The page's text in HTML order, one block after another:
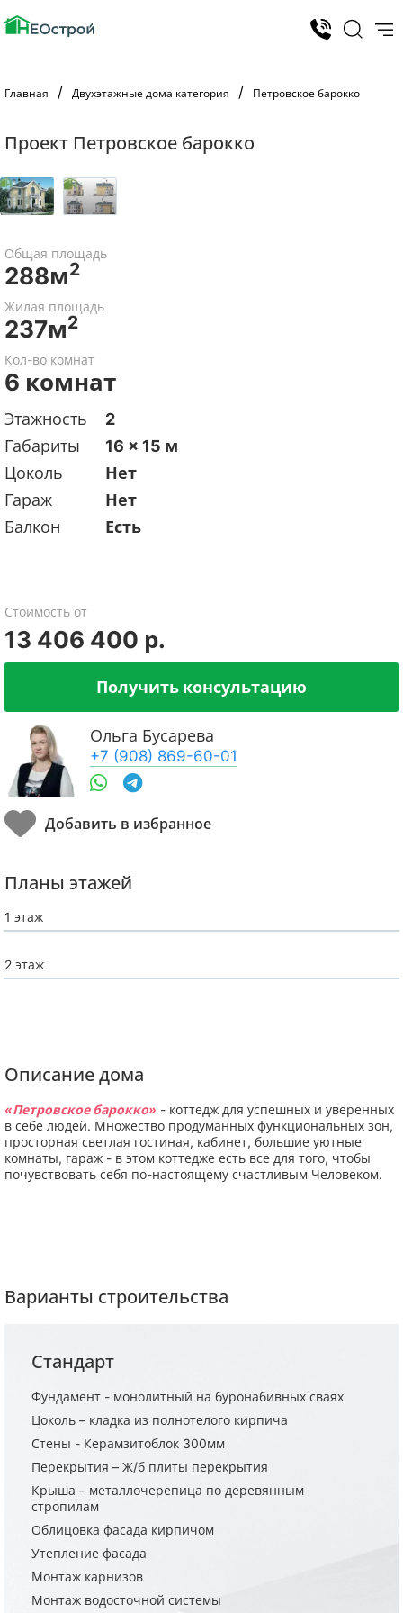
Главная Двухэтажные дома категория Петровское барокко
Проект Петровское барокко
Общая площадь
288м2
Жилая площадь
237м2
Кол-во комнат
6 комнат
Этажность
2
Габариты
16 x 15 м
Цоколь
Нет
Гараж
Нет
Балкон
Есть
Стоимость от
13 406 400 р.
Получить консультацию
Ольга Бусарева
+7 (908) 869-60-01
Планы этажей
1 этаж
2 этаж
Описание дома
«Петровское барокко» - коттедж для успешных и уверенных
в себе людей. Множество продуманных функциональных зон,
просторная светлая гостиная, кабинет, большие уютные
комнаты, гараж - в этом коттедже есть все для того, чтобы
почувствовать себя по-настоящему счастливым Человеком.
Варианты строительства
Стандарт
Фундамент - монолитный на буронабивных сваях
Цоколь – кладка из полнотелого кирпича
Стены - Керамзитоблок 300мм
Перекрытия – Ж/б плиты перекрытия
Крыша – металлочерепица по деревянным
стропилам
Облицовка фасада кирпичом
Утепление фасада
Монтаж карнизов
Монтаж водосточной системы